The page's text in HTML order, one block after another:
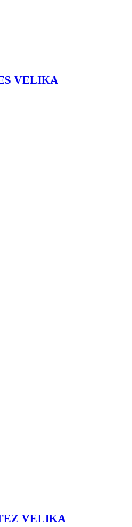
VELIKA
VELIKA